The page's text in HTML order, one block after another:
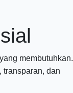
membutuhkan.
transparan, dan